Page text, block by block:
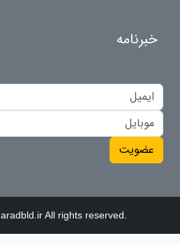
خبرنامه
عضویت
All rights reserved.